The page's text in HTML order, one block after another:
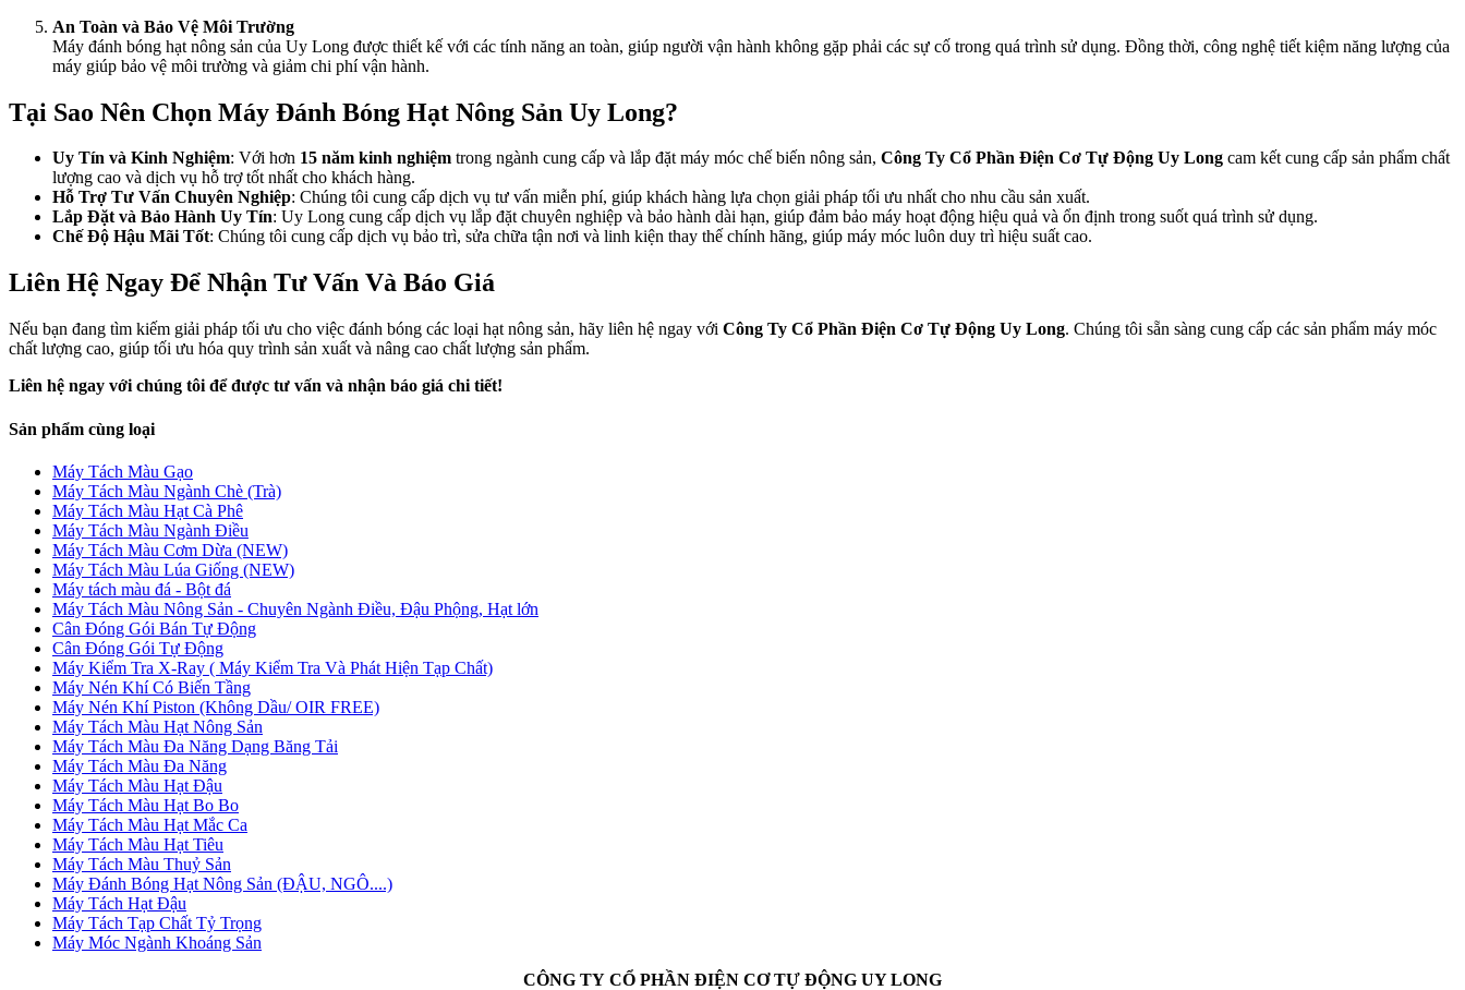
An Toàn và Bảo Vệ Môi Trường
Máy đánh bóng hạt nông sản của Uy Long được thiết kế với các tính năng an toàn, giúp người vận hành không gặp phải các sự cố trong quá trình sử dụng. Đồng thời, công nghệ tiết kiệm năng lượng của
máy giúp bảo vệ môi trường và giảm chi phí vận hành.
Tại Sao Nên Chọn Máy Đánh Bóng Hạt Nông Sản Uy Long?
Uy Tín và Kinh Nghiệm: Với hơn 15 năm kinh nghiệm trong ngành cung cấp và lắp đặt máy móc chế biến nông sản, Công Ty Cổ Phần Điện Cơ Tự Động Uy Long cam kết cung cấp sản phẩm chất
lượng cao và dịch vụ hỗ trợ tốt nhất cho khách hàng.
Hỗ Trợ Tư Vấn Chuyên Nghiệp: Chúng tôi cung cấp dịch vụ tư vấn miễn phí, giúp khách hàng lựa chọn giải pháp tối ưu nhất cho nhu cầu sản xuất.
Lắp Đặt và Bảo Hành Uy Tín: Uy Long cung cấp dịch vụ lắp đặt chuyên nghiệp và bảo hành dài hạn, giúp đảm bảo máy hoạt động hiệu quả và ổn định trong suốt quá trình sử dụng.
Chế Độ Hậu Mãi Tốt: Chúng tôi cung cấp dịch vụ bảo trì, sửa chữa tận nơi và linh kiện thay thế chính hãng, giúp máy móc luôn duy trì hiệu suất cao.
Liên Hệ Ngay Để Nhận Tư Vấn Và Báo Giá
Nếu bạn đang tìm kiếm giải pháp tối ưu cho việc đánh bóng các loại hạt nông sản, hãy liên hệ ngay với Công Ty Cổ Phần Điện Cơ Tự Động Uy Long. Chúng tôi sẵn sàng cung cấp các sản phẩm máy móc
chất lượng cao, giúp tối ưu hóa quy trình sản xuất và nâng cao chất lượng sản phẩm.
Liên hệ ngay với chúng tôi để được tư vấn và nhận báo giá chi tiết!
Sản phẩm cùng loại
Máy Tách Màu Gạo
Máy Tách Màu Ngành Chè (Trà)
Máy Tách Màu Hạt Cà Phê
Máy Tách Màu Ngành Điều
Máy Tách Màu Cơm Dừa (NEW)
Máy Tách Màu Lúa Giống (NEW)
Máy tách màu đá - Bột đá
Máy Tách Màu Nông Sản - Chuyên Ngành Điều, Đậu Phộng, Hạt lớn
Cân Đóng Gói Bán Tự Động
Cân Đóng Gói Tự Động
Máy Kiểm Tra X-Ray ( Máy Kiểm Tra Và Phát Hiện Tạp Chất)
Máy Nén Khí Có Biến Tầng
Máy Nén Khí Piston (Không Dầu/ OIR FREE)
Máy Tách Màu Hạt Nông Sản
Máy Tách Màu Đa Năng Dạng Băng Tải
Máy Tách Màu Đa Năng
Máy Tách Màu Hạt Đậu
Máy Tách Màu Hạt Bo Bo
Máy Tách Màu Hạt Mắc Ca
Máy Tách Màu Hạt Tiêu
Máy Tách Màu Thuỷ Sản
Máy Đánh Bóng Hạt Nông Sản (ĐẬU, NGÔ....)
Máy Tách Hạt Đậu
Máy Tách Tạp Chất Tỷ Trọng
Máy Móc Ngành Khoáng Sản
CÔNG TY CỔ PHẦN ĐIỆN CƠ TỰ ĐỘNG UY LONG